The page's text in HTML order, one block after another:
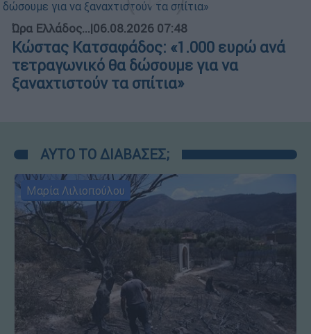
Ώρα Ελλάδος...|06.08.2026 07:48
Κώστας Κατσαφάδος: «1.000 ευρώ ανά
τετραγωνικό θα δώσουμε για να
ξαναχτιστούν τα σπίτια»
ΑΥΤΟ ΤΟ ΔΙΑΒΑΣΕΣ;
Μαρία Λιλιοπούλου